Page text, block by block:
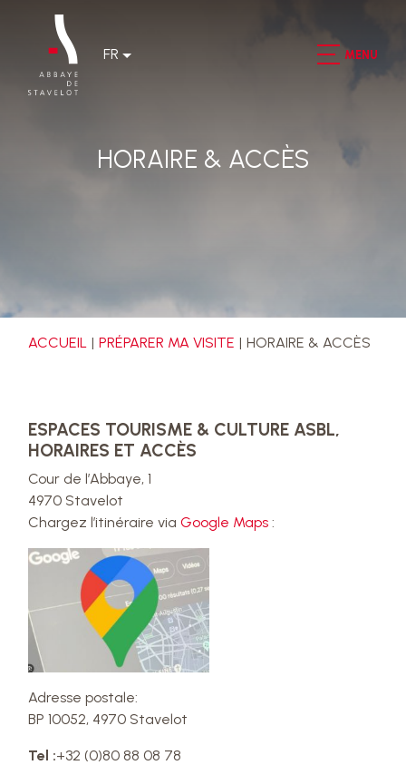
FR MENU
HORAIRE & ACCÈS
ACCUEIL PRÉPARER MA VISITE HORAIRE & ACCÈS
ESPACES TOURISME & CULTURE ASBL,
HORAIRES ET ACCÈS
Cour de l’Abbaye, 1
4970 Stavelot
Chargez l’itinéraire viaGoogle Maps:
Adresse postale:
BP 10052, 4970 Stavelot
Tel :+32 (0)80 88 08 78